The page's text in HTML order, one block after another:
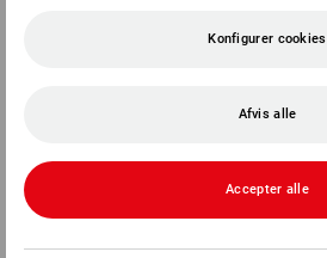
Konfigurer cookies
Afvis alle
Accepter alle